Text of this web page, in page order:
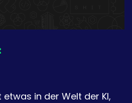
in der Welt der KI,